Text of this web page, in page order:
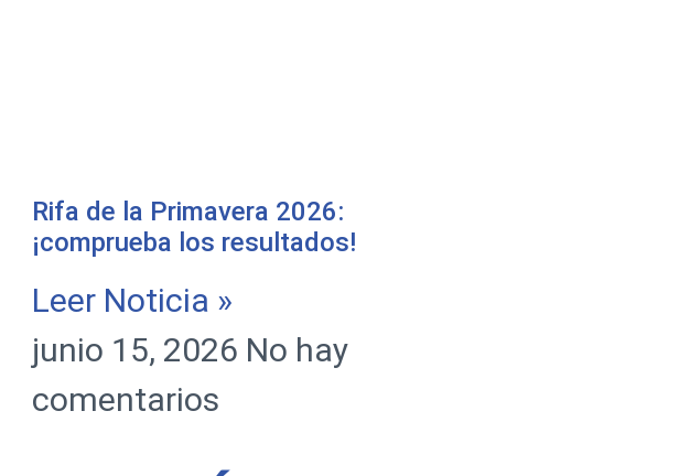
Rifa de la Primavera 2026:
¡comprueba los resultados!
Leer Noticia »
junio 15, 2026 No hay
comentarios